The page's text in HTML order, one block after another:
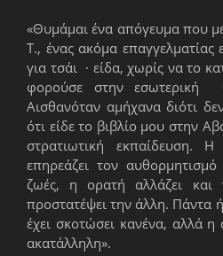
«Θυμάμαι ένα απόγευμα που
Τ., ένας ακόμα επαγγελματίας
για τσάι · είδα, χωρίς να το
φορούσε στην εσωτερική
Αισθανόταν αμήχανα διότι
ότι είδε το βιβλίο μου στην
στρατιωτική εκπαίδευση. Η
επηρεάζει τον
ζωές, η ορατή αλλάζει και
προστατέψει την άλλη. Πάντα
έχει σκοτώσει κανένα, αλλά η
ακατάλληλη».